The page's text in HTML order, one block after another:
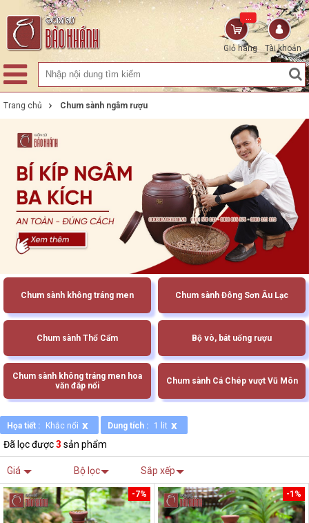
Tài khoản
Giỏ hàng
...
Trang chủ Chum sành ngâm rượu
Chum sành không tráng men Chum sành Đông Sơn Âu Lạc
Chum sành Thổ Cẩm Bộ vò, bát uống rượu
Chum sành không tráng men hoa
văn đắp nổi
Chum sành Cá Chép vượt Vũ Môn
Họa tiết : Khắc nổi x Dung tích : 1 lit x
Đã lọc được3 sản phẩm
Giá Bộ lọc Sắp xếp
-7% -1%